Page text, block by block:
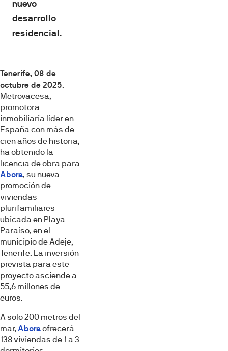
nuevo
desarrollo
residencial.
Tenerife, 08 de
octubre de 2025.
Metrovacesa,
promotora
inmobiliaria líder en
España con más de
cien años de historia,
ha obtenido la
licencia de obra para
Abora, su nueva
promoción de
viviendas
plurifamiliares
ubicada en Playa
Paraíso, en el
municipio de Adeje,
Tenerife. La inversión
prevista para este
proyecto asciende a
55,6 millones de
euros.
A solo 200 metros del
mar, Aboraofrecerá
138 viviendas de 1 a 3